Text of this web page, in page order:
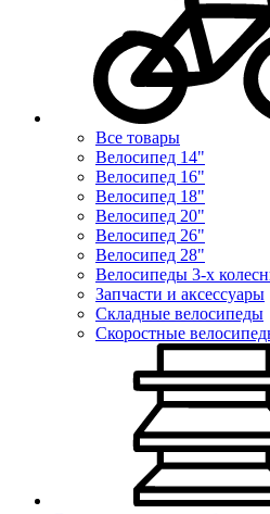
Все товары
Велосипед 14"
Велосипед 16"
Велосипед 18"
Велосипед 20"
Велосипед 26"
Велосипед 28"
Велосипеды 3-х
Запчасти и аксессуары
Складные велосипеды
Скоростные